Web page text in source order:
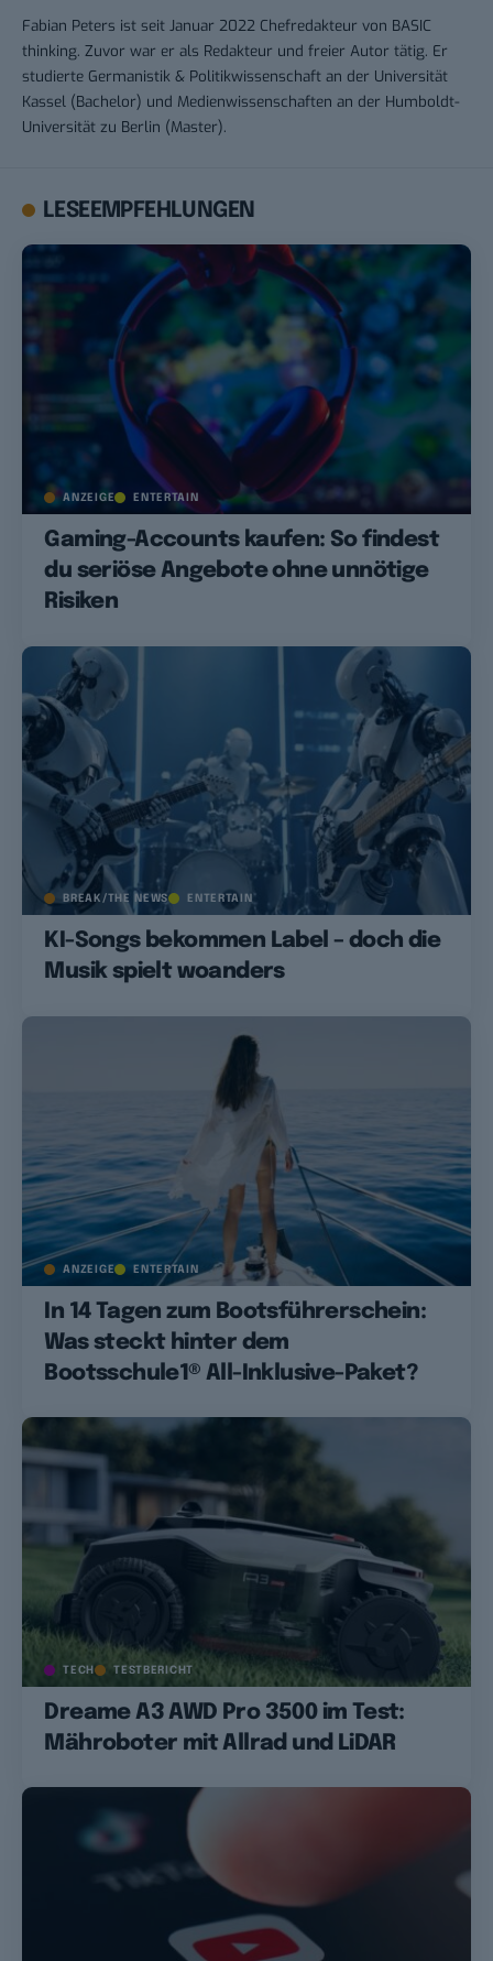
Fabian Peters ist seit Januar 2022 Chefredakteur von BASIC
thinking. Zuvor war er als Redakteur und freier Autor tätig. Er
studierte Germanistik & Politikwissenschaft an der Universität
Kassel (Bachelor) und Medienwissenschaften an der Humboldt-
Universität zu Berlin (Master).
LESEEMPFEHLUNGEN
ANZEIGE ENTERTAIN
Gaming-Accounts kaufen: So findest
du seriöse Angebote ohne unnötige
Risiken
BREAK/THE NEWS ENTERTAIN
KI-Songs bekommen Label – doch die
Musik spielt woanders
ANZEIGE ENTERTAIN
In 14 Tagen zum Bootsführerschein:
Was steckt hinter dem
Bootsschule1® All-Inklusive-Paket?
TECH TESTBERICHT
Dreame A3 AWD Pro 3500 im Test:
Mähroboter mit Allrad und LiDAR